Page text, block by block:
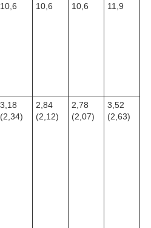
10,6 10,6 10,6 11,9
3,18
(2,34)
2,84
(2,12)
2,78
(2,07)
3,52
(2,63)